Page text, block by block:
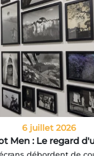
6 juillet 2026
Men : Le regard